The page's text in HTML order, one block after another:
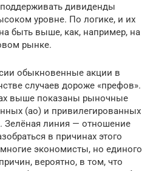
дивиденды
уровне. По логике, и их
быть выше, как, например, на
рынке.
обыкновенные акции в
случаев дороже «префов».
выше показаны рыночные
(ао) и привилегированных
Зелёная линия — отношение
в причинах этого
экономисты, но единого
вероятно, в том, что